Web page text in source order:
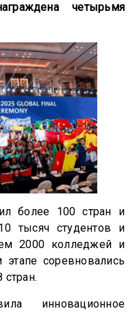
четырьмя
более 100 стран и
тысяч студентов и
2000 колледжей и
соревновались
инновационное